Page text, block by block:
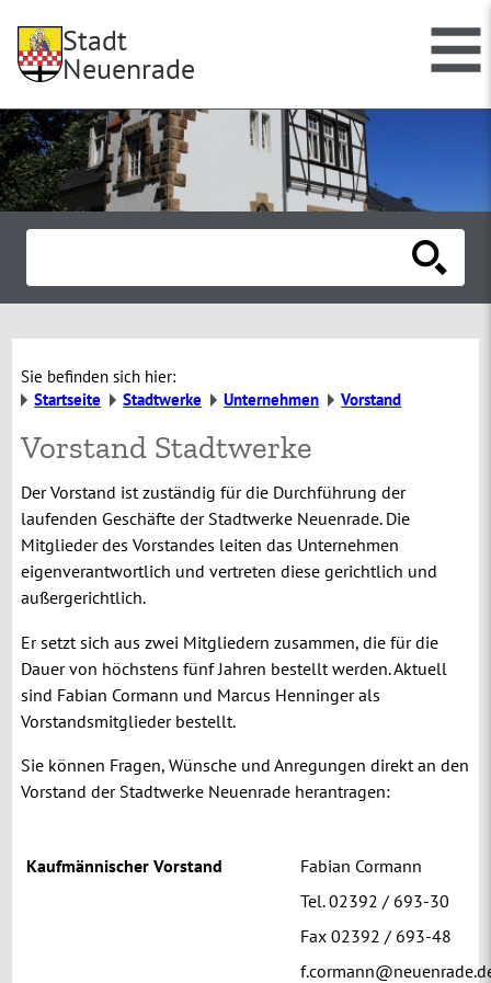
Stadt
Neuenrade
Sie befinden sich hier:
Startseite
Stadtwerke Unternehmen Vorstand
Vorstand Stadtwerke
Der Vorstand ist zuständig für die Durchführung der
laufenden Geschäfte der Stadtwerke Neuenrade. Die
Mitglieder des Vorstandes leiten das Unternehmen
eigenverantwortlich und vertreten diese gerichtlich und
außergerichtlich.
Er setzt sich aus zwei Mitgliedern zusammen, die für die
Dauer von höchstens fünf Jahren bestellt werden. Aktuell
sind Fabian Cormann und Marcus Henninger als
Vorstandsmitglieder bestellt.
Sie können Fragen, Wünsche und Anregungen direkt an den
Vorstand der Stadtwerke Neuenrade herantragen:
Kaufmännischer Vorstand
Fabian Cormann
Tel. 02392 / 693-30
Fax 02392 / 693-48